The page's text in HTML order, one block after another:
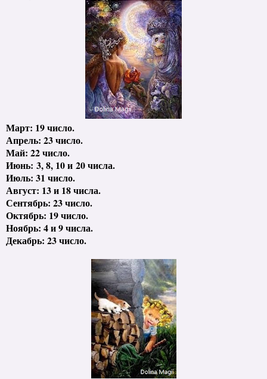
Март: 19 число.
Апрель: 23 число.
Май: 22 число.
Июнь: 3, 8, 10 и 20 числа.
Июль: 31 число.
Август: 13 и 18 числа.
Сентябрь: 23 число.
Октябрь: 19 число.
Ноябрь: 4 и 9 числа.
Декабрь: 23 число.